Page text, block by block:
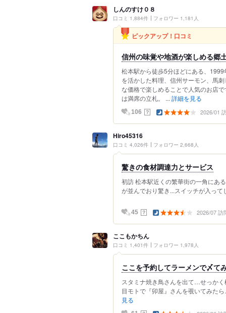
しんのすけ０８
口コミ 1,884件 フォロワー 1,181人
ピックアップ！口コミ
信州の味覚や地酒が楽しめる郷
松本駅から徒歩5分ほどにある、1999
を活かした料理、信州サーモン、馬
な価格で楽しめることで人気のお店
は満席の立札。 ... 詳細を見る
106 ？ 2026/01
Hiro45316
口コミ 4,026件 フォロワー 2,668人
驚きの食材調達力とサービス
初訪 松本駅近くの繁華街の一角にあ
が並んでおり驚き...スイッチが入っ
45 ？ 2026/07 訪
ここもかちん
口コミ 1,401件 フォロワー 1,978人
ここを予約してラーメンで〆て
スタミナ焼き鳥さんを出て…せっか
目モトで『卯屋』さんを覗いてみた
見る